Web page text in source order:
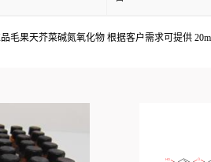
毛果天芥菜碱氮氧化物 根据客户需求可提供